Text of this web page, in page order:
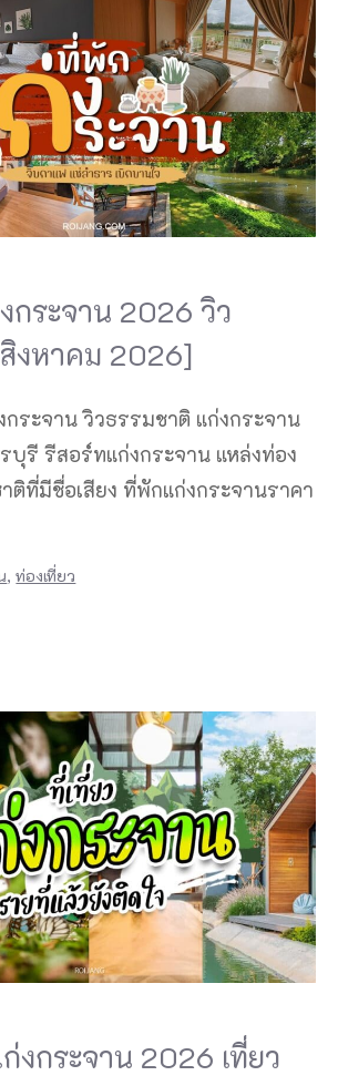
ระจาน 2026 วิว
งหาคม 2026]
กระจาน วิวธรรมชาติ แก่งกระจาน
บุรี รีสอร์ทแก่งกระจาน แหล่งท่อง
ติที่มีชื่อเสียง ที่พักแก่งกระจานราคา
,ท่องเที่ยว
งกระจาน 2026 เที่ยว